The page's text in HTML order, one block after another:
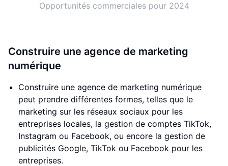
Opportunités commerciales pour 2024
Construire une agence de marketing
numérique
Construire une agence de marketing numérique
peut prendre différentes formes, telles que le
marketing sur les réseaux sociaux pour les
entreprises locales, la gestion de comptes TikTok,
Instagram ou Facebook, ou encore la gestion de
publicités Google, TikTok ou Facebook pour les
entreprises.